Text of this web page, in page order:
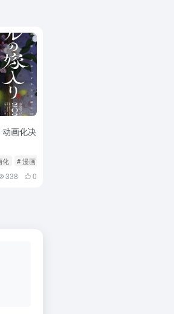
画化决
化 # 漫画
338 0